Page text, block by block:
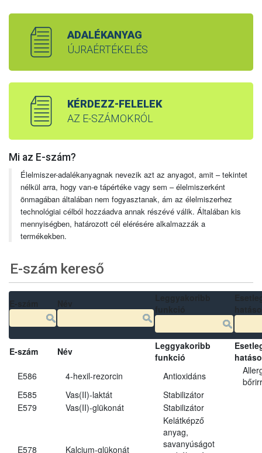
ADALÉKANYAG
ÚJRAÉRTÉKELÉS
KÉRDEZZ-FELELEK
AZ E-SZÁMOKRÓL
Mi az E-szám?
Élelmiszer-adalékanyagnak nevezik azt az anyagot, amit – tekintet
nélkül arra, hogy van-e tápértéke vagy sem – élelmiszerként
önmagában általában nem fogyasztanak, ám az élelmiszerhez
technológiai célból hozzáadva annak részévé válik. Általában kis
mennyiségben, határozott cél elérésére alkalmazzák a
termékekben.
E-szám kereső
E-szám Név
Leggyakoribb
funkció
E586
4-hexil-rezorcin Antioxidáns
E585
Vas(II)-laktát
Stabilizátor
E579
Vas(II)-glükonát Stabilizátor
E578 Kalcium-glükonát
Kelátképző
anyag,
savanyúságot